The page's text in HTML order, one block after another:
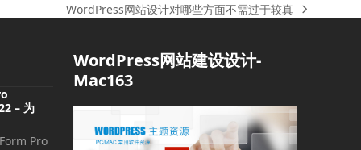
下
文
章:
WordPress网站设计对哪些方面不需过于较真
– 为
Pro
WordPress网站建设设计-
Mac163